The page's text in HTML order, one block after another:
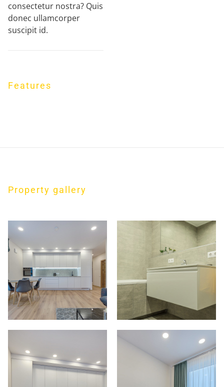
consectetur nostra? Quis
donec ullamcorper
suscipit id.
Features
Property gallery